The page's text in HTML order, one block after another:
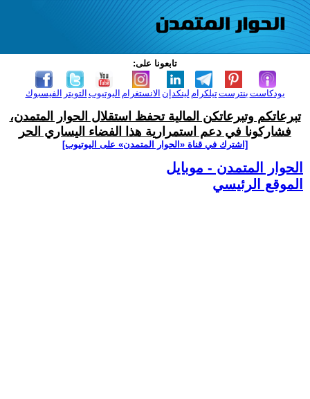
تابعونا على:
الفيسبوك التويتر اليوتيوب الانستغرام لينكدإن تيلكرامبنترست بودكاست
تبرعاتكم وتبرعاتكن المالية تحفظ استقلال الحوار المتمدن،
فشاركونا في دعم استمرارية هذا الفضاء اليساري الحر
[اشترك في قناة ‫«الحوار المتمدن» على اليوتيوب]
الحوار المتمدن - موبايل
الموقع الرئيسي